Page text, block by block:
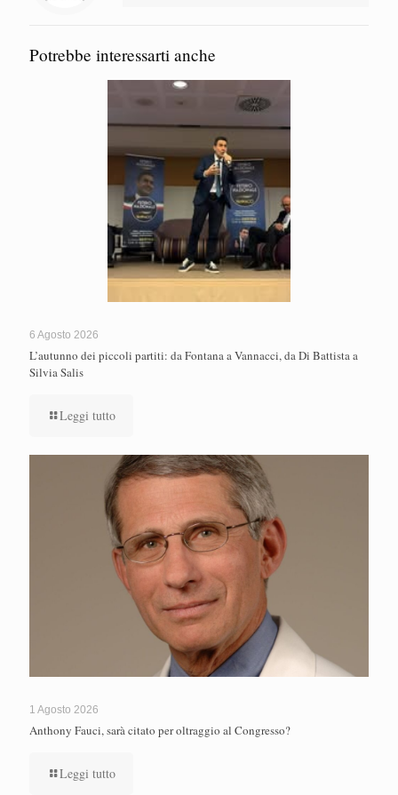
Potrebbe interessarti anche
6 Agosto 2026
L’autunno dei piccoli partiti: da Fontana a Vannacci, da Di Battista a
Silvia Salis
Leggi tutto
1 Agosto 2026
Anthony Fauci, sarà citato per oltraggio al Congresso?
Leggi tutto